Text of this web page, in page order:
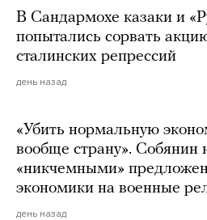
В Сандармохе казаки и
попытались сорвать
сталинских репрессий
день назад
«Убить нормальную
вообще страну». Собянин
«никчемными»
экономики на военные
день назад